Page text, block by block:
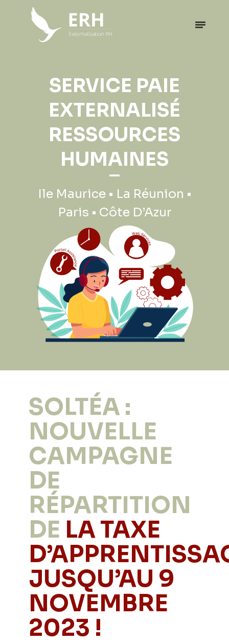
SERVICE PAIE
EXTERNALISÉ
RESSOURCES
HUMAINES
Ile Maurice • La Réunion •
Paris • Côte D’Azur
EXPATRIATION
PROFESSIONNELLE
Ile Maurice • La Réunion •
Paris • Côte D’Azur
SOLTÉA :
NOUVELLE
CAMPAGNE
DE
RÉPARTITION
DE LA TAXE
JUSQU’AU 9
NOVEMBRE
2023 !